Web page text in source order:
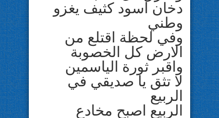
دخان اسود كثيف يغزو
وطني
وفي لحظة اقتلع من
الارض كل الخصوبة
واقبر ثورة الياسمين
لا تثق يا صديقي في
الربيع
الربيع اصبح مخادع